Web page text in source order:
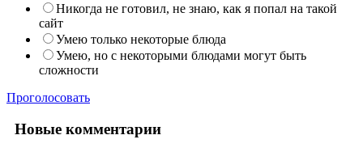
Никогда не готовил, не знаю, как я попал на такой
сайт
Умею только некоторые блюда
Умею, но с некоторыми блюдами могут быть
сложности
Проголосовать
Новые комментарии